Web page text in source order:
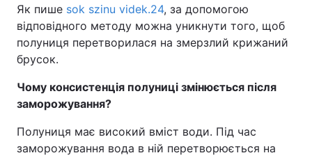
Україна Політика
Економіка Світ
Техно і зв'язок
Зброя Інциденти
Як пише sok szinu videk.24, за допомогою
відповідного методу можна уникнути того, щоб
полуниця перетворилася на змерзлий крижаний
брусок.
Чому консистенція полуниці змінюється після
заморожування?
Полуниця має високий вміст води. Під час
заморожування вода в ній перетворюється на